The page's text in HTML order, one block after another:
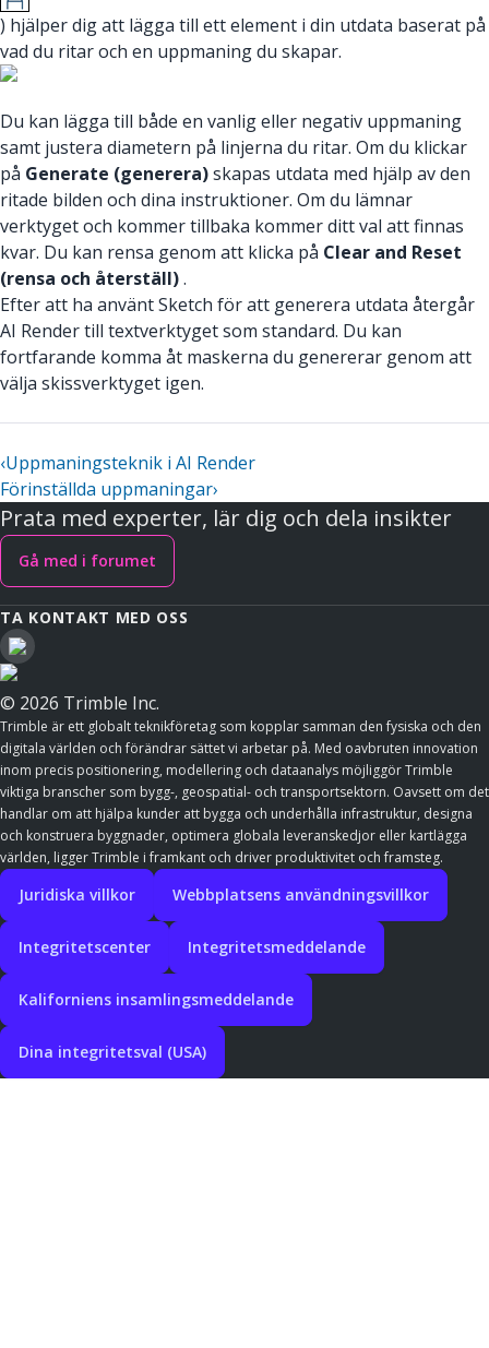
) hjälper dig att lägga till ett element i din utdata baserat på
vad du ritar och en uppmaning du skapar.
Du kan lägga till både en vanlig eller negativ uppmaning
samt justera diametern på linjerna du ritar. Om du klickar
på Generate (generera)skapas utdata med hjälp av den
ritade bilden och dina instruktioner. Om du lämnar
verktyget och kommer tillbaka kommer ditt val att finnas
kvar. Du kan rensa genom att klicka på Clear and Reset
(rensa och återställ).
Efter att ha använt Sketch för att generera utdata återgår
AI Render till textverktyget som standard. Du kan
fortfarande komma åt maskerna du genererar genom att
välja skissverktyget igen.
‹Uppmaningsteknik i AI Render
Förinställda uppmaningar›
Prata med experter, lär dig och dela insikter
Gå med i forumet
TA KONTAKT MED OSS
© 2026 Trimble Inc.
Trimble är ett globalt teknikföretag som kopplar samman den fysiska och den
digitala världen och förändrar sättet vi arbetar på. Med oavbruten innovation
inom precis positionering, modellering och dataanalys möjliggör Trimble
viktiga branscher som bygg-, geospatial- och transportsektorn. Oavsett om det
handlar om att hjälpa kunder att bygga och underhålla infrastruktur, designa
och konstruera byggnader, optimera globala leveranskedjor eller kartlägga
världen, ligger Trimble i framkant och driver produktivitet och framsteg.
Juridiska villkor Webbplatsens användningsvillkor
Integritetscenter Integritetsmeddelande
Kaliforniens insamlingsmeddelande
Dina integritetsval (USA)